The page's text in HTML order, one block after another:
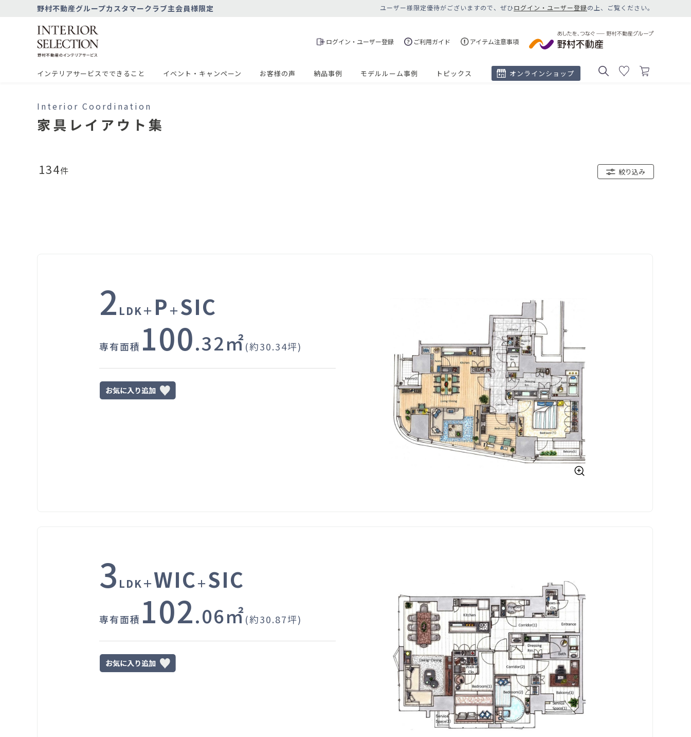
野村不動産グループカスタマークラブ主会員様限定 ユーザー様限定優待がございますので、ぜひログイン・ユーザー登録の上、ご覧ください。
ログイン・ユーザー登録 ご利用ガイド アイテム注意事項
インテリアサービスでできること イベント・キャンペーン お客様の声 納品事例 モデルルーム事例 トピックス オンラインショップ
ホーム > 家具レイアウト集
Interior Coordination
家具レイアウト集
134件 絞り込み
2 LDK＋ P ＋ SIC
専有面積 100.32㎡(約30.34坪)
3 LDK＋WIC ＋ SIC
専有面積 102.06㎡(約30.87坪)